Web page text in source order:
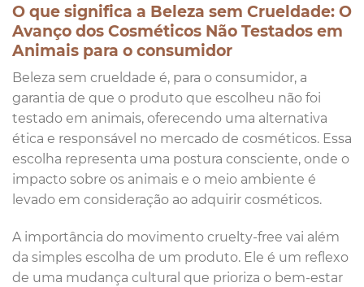
O que significa a Beleza sem Crueldade: O
Avanço dos Cosméticos Não Testados em
Animais para o consumidor
Beleza sem crueldade é, para o consumidor, a
garantia de que o produto que escolheu não foi
testado em animais, oferecendo uma alternativa
ética e responsável no mercado de cosméticos. Essa
escolha representa uma postura consciente, onde o
impacto sobre os animais e o meio ambiente é
levado em consideração ao adquirir cosméticos.
A importância do movimento cruelty-free vai além
da simples escolha de um produto. Ele é um reflexo
de uma mudança cultural que prioriza o bem-estar